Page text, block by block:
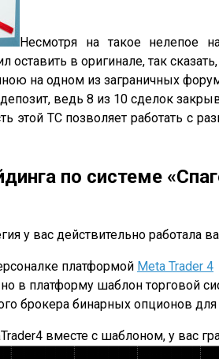
Несмотря на такое нелепое
оставить в оригинале, так
на одном из заграничных
ведь 8 из 10 сделок
этой ТС позволяет работать с
по системе
у вас действительно работала
платформой Meta Trader 4
в платформу шаблон торговой
брокера бинарных опционов
вместе с шаблоном, у вас